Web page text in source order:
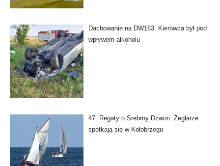
Dachowanie na DW163. Kierowca był pod
wpływem alkoholu
47. Regaty o Srebrny Dzwon. Żeglarze
spotkają się w Kołobrzegu